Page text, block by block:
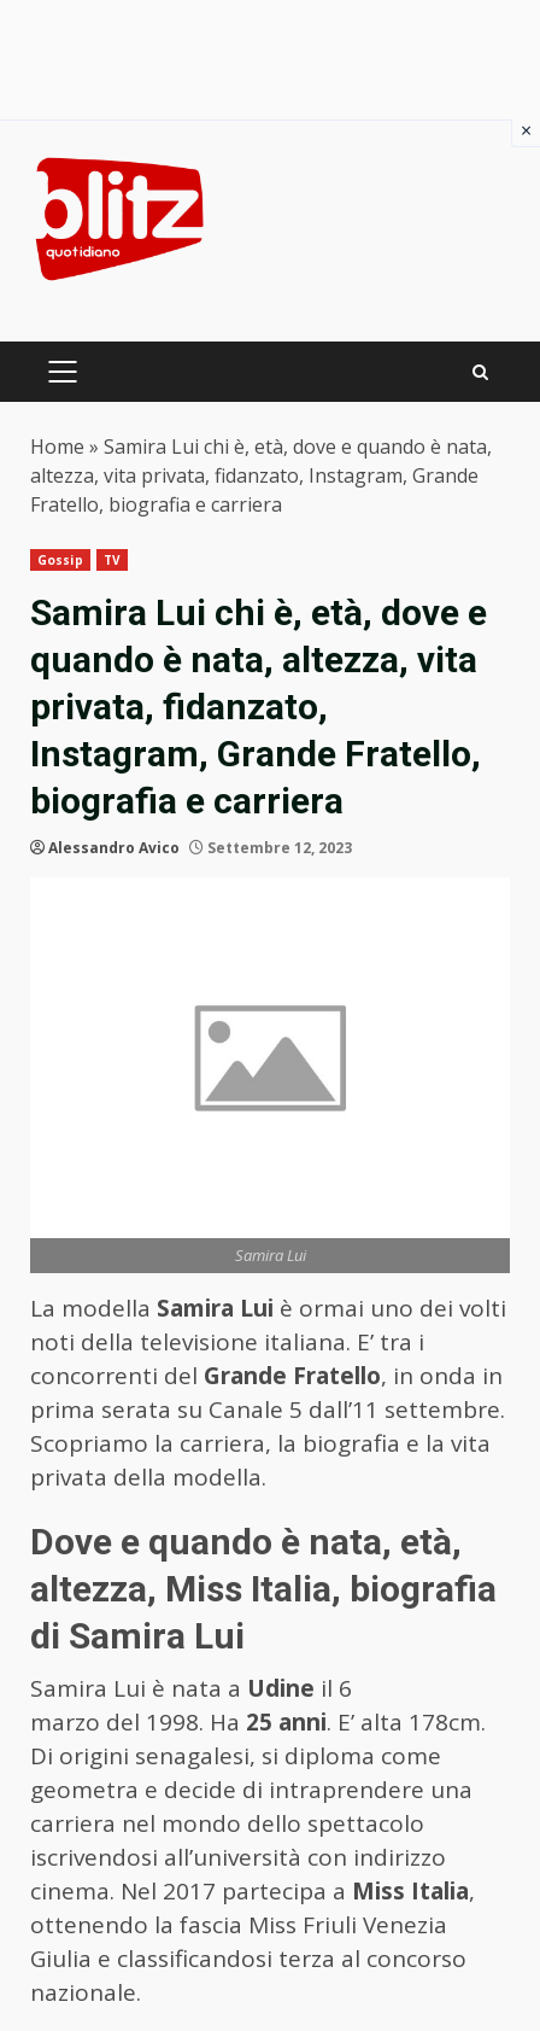
content
PRIMARY
Home » Samira Lui chi è, età, dove e quando è nata,
altezza, vita privata, fidanzato, Instagram, Grande
Fratello, biografia e carriera
Gossip TV
Samira Lui chi è, età, dove e
quando è nata, altezza, vita
privata, fidanzato,
Instagram, Grande Fratello,
biografia e carriera
Alessandro Avico Settembre 12, 2023
Samira Lui
La modella Samira Lui è ormai uno dei volti
noti della televisione italiana. E’ tra i
concorrenti del Grande Fratello, in onda in
prima serata su Canale 5 dall’11 settembre.
Scopriamo la carriera, la biografia e la vita
privata della modella.
Dove e quando è nata, età,
altezza, Miss Italia, biografia
di Samira Lui
Samira Lui è nata a Udine il 6
marzo del 1998. Ha 25 anni. E’ alta 178cm.
Di origini senagalesi, si diploma come
geometra e decide di intraprendere una
carriera nel mondo dello spettacolo
iscrivendosi all’università con indirizzo
cinema. Nel 2017 partecipa a Miss Italia,
ottenendo la fascia Miss Friuli Venezia
Giulia e classificandosi terza al concorso
nazionale.
×